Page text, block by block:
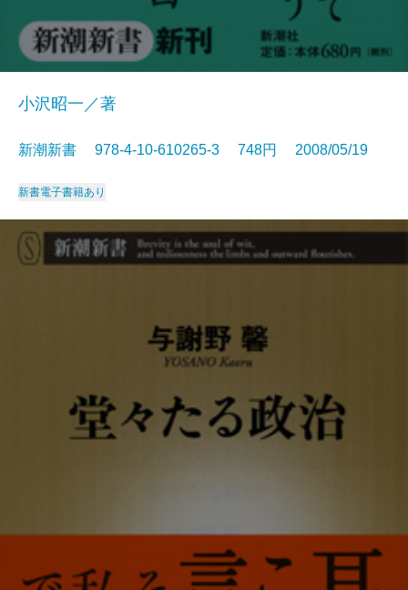
小沢昭一／著
新潮新書 978-4-10-610265-3 748円 2008/05/19
新書電子書籍あり